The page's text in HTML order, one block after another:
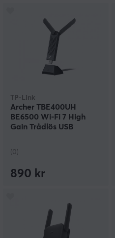
TP-Link
Archer TBE400UH
BE6500 Wi-Fi 7 High
Gain Trådlös USB
(0)
890 kr